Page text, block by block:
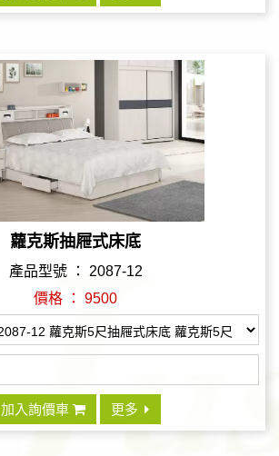
蘿克斯抽屜式床底
產品型號 ： 2087-12
價格 ： 9500
加入詢價車 更多